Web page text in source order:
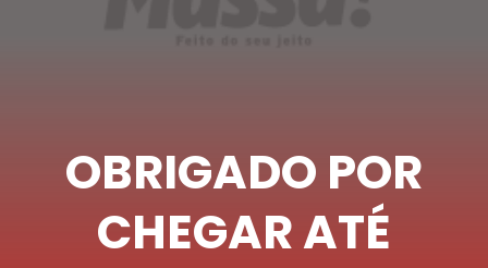
OBRIGADO POR
CHEGAR ATÉ